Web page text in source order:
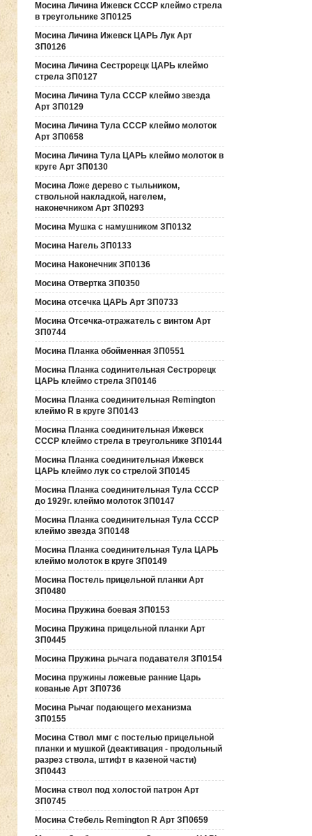
Мосина Личина Ижевск СССР клеймо стрела
в треугольнике ЗП0125
Мосина Личина Ижевск ЦАРЬ Лук Арт
ЗП0126
Мосина Личина Сестрорецк ЦАРЬ клеймо
стрела ЗП0127
Мосина Личина Тула СССР клеймо звезда
Арт ЗП0129
Мосина Личина Тула СССР клеймо молоток
Арт ЗП0658
Мосина Личина Тула ЦАРЬ клеймо молоток в
круге Арт ЗП0130
Мосина Ложе дерево с тыльником,
ствольной накладкой, нагелем,
наконечником Арт ЗП0293
Мосина Мушка с намушником ЗП0132
Мосина Нагель ЗП0133
Мосина Наконечник ЗП0136
Мосина Отвертка ЗП0350
Мосина отсечка ЦАРЬ Арт ЗП0733
Мосина Отсечка-отражатель с винтом Арт
ЗП0744
Мосина Планка обойменная ЗП0551
Мосина Планка содинительная Сестрорецк
ЦАРЬ клеймо стрела ЗП0146
Мосина Планка соединительная Remington
клеймо R в круге ЗП0143
Мосина Планка соединительная Ижевск
СССР клеймо стрела в треугольнике ЗП0144
Мосина Планка соединительная Ижевск
ЦАРЬ клеймо лук со стрелой ЗП0145
Мосина Планка соединительная Тула СССР
до 1929г. клеймо молоток ЗП0147
Мосина Планка соединительная Тула СССР
клеймо звезда ЗП0148
Мосина Планка соединительная Тула ЦАРЬ
клеймо молоток в круге ЗП0149
Мосина Постель прицельной планки Арт
ЗП0480
Мосина Пружина боевая ЗП0153
Мосина Пружина прицельной планки Арт
ЗП0445
Мосина Пружина рычага подавателя ЗП0154
Мосина пружины ложевые ранние Царь
кованые Арт ЗП0736
Мосина Рычаг подающего механизма
ЗП0155
Мосина Ствол ммг с постелью прицельной
планки и мушкой (деактивация - продольный
разрез ствола, штифт в казеной части)
ЗП0443
Мосина ствол под холостой патрон Арт
ЗП0745
Мосина Стебель Remington R Арт ЗП0659